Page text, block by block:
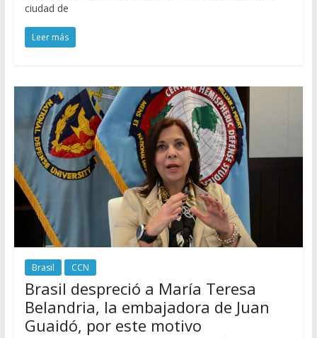
ciudad de
Leer más
Brasil CCN
Brasil despreció a María Teresa
Belandria, la embajadora de Juan
Guaidó, por este motivo